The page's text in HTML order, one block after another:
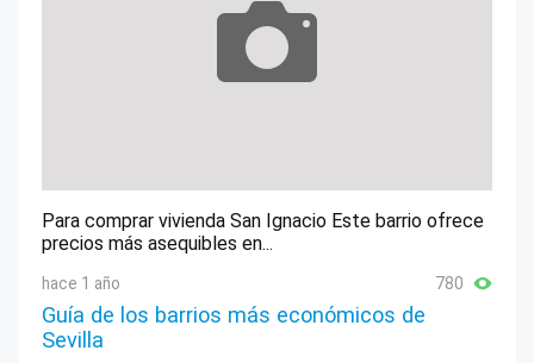
Para comprar vivienda San Ignacio Este barrio ofrece
precios más asequibles en...
hace 1 año 780
Guía de los barrios más económicos de
Sevilla